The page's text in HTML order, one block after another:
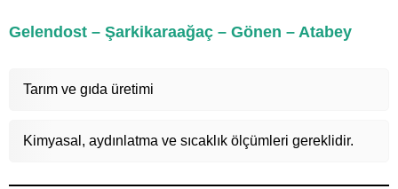
Gelendost – Şarkikaraağaç – Gönen – Atabey
Tarım ve gıda üretimi
Kimyasal, aydınlatma ve sıcaklık ölçümleri gereklidir.